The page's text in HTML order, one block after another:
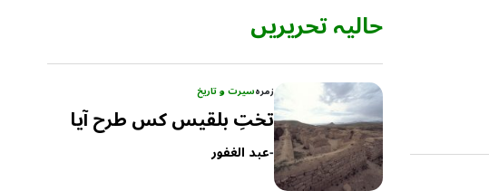
حالیہ تحریریں
زمرہسیرت و تاریخ
تختِ بلقیس کس طرح آیا
-عبد الغفور